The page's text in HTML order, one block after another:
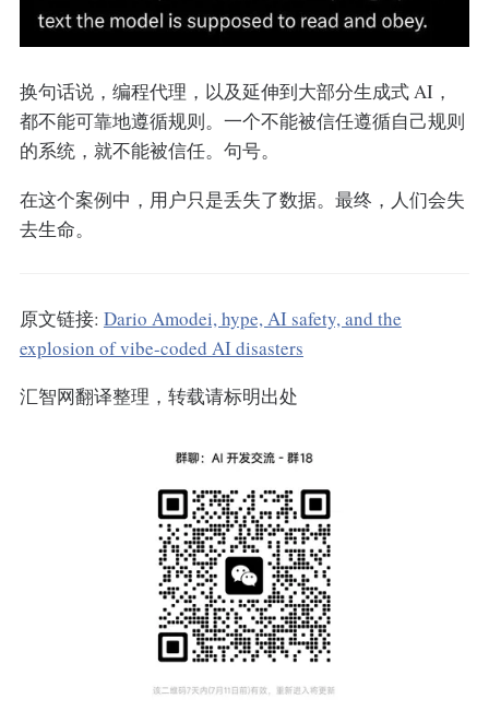
换句话说，编程代理，以及延伸到大部分生成式 AI，
都不能可靠地遵循规则。一个不能被信任遵循自己规则
的系统，就不能被信任。句号。
在这个案例中，用户只是丢失了数据。最终，人们会失
去生命。
原文链接: Dario Amodei, hype, AI safety, and the
explosion of vibe-coded AI disasters
汇智网翻译整理，转载请标明出处